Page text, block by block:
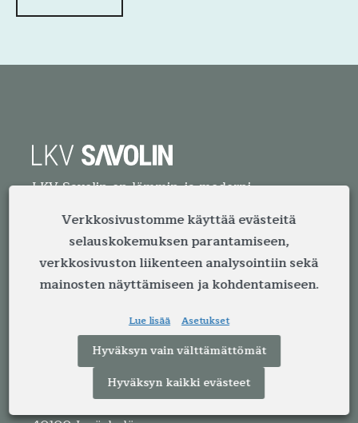
LKV Savolin on lämmin ja moderni
on yli neljän vuosikymmenen kokemus
välityksestä. Kokemuksella, ammattitaidolla ja
reippaalla otteella välitämme vuosittain satoja
asuntoja Jyvässeudun alueella.
Yhteystiedot
Kiinteistönvälitys LKV Savolin Oy
Kauppakatu 41 B 11
Verkkosivustomme käyttää evästeitä
selauskokemuksen parantamiseen,
verkkosivuston liikenteen analysointiin sekä
mainosten näyttämiseen ja kohdentamiseen.
Lue lisää Asetukset
Hyväksyn vain välttämättömät
Hyväksyn kaikki evästeet